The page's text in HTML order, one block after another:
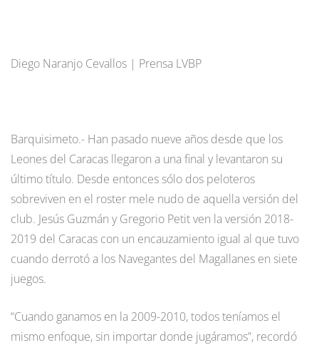
Diego Naranjo Cevallos | Prensa LVBP
Barquisimeto.- Han pasado nueve años desde que los
Leones del Caracas llegaron a una final y levantaron su
último título. Desde entonces sólo dos peloteros
sobreviven en el roster mele nudo de aquella versión del
club. Jesús Guzmán y Gregorio Petit ven la versión 2018-
2019 del Caracas con un encauzamiento igual al que tuvo
cuando derrotó a los Navegantes del Magallanes en siete
juegos.
“Cuando ganamos en la 2009-2010, todos teníamos el
mismo enfoque, sin importar donde jugáramos”, recordó